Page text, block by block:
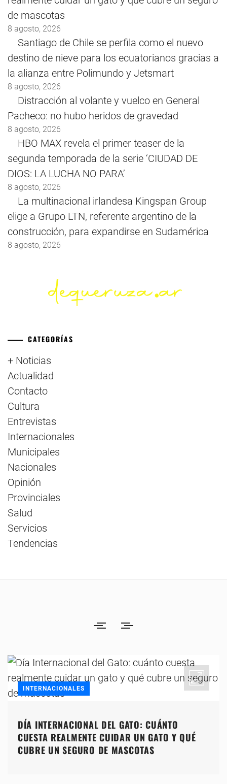
de mascotas
8 agosto, 2026
Santiago de Chile se perfila como el nuevo
destino de nieve para los ecuatorianos gracias a
la alianza entre Polimundo y Jetsmart
8 agosto, 2026
Distracción al volante y vuelco en General
Pacheco: no hubo heridos de gravedad
8 agosto, 2026
HBO MAX revela el primer teaser de la
segunda temporada de la serie ‘CIUDAD DE
DIOS: LA LUCHA NO PARA’
8 agosto, 2026
La multinacional irlandesa Kingspan Group
elige a Grupo LTN, referente argentino de la
construcción, para expandirse en Sudamérica
8 agosto, 2026
CATEGORÍAS
+ Noticias
Actualidad
Contacto
Cultura
Entrevistas
Internacionales
Municipales
Nacionales
Opinión
Provinciales
Salud
Servicios
Tendencias
INTERNACIONALES
DÍA INTERNACIONAL DEL GATO: CUÁNTO
CUESTA REALMENTE CUIDAR UN GATO Y QUÉ
CUBRE UN SEGURO DE MASCOTAS